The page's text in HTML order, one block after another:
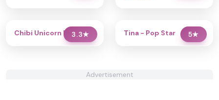
3.3★
Chibi Unicorn Dress Up 5★
Tina - Pop Star
Advertisement